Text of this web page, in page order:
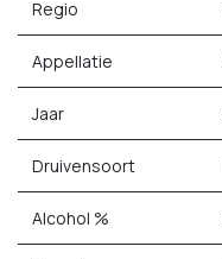
Regio
Appellatie
Jaar
Druivensoort
Alcohol %